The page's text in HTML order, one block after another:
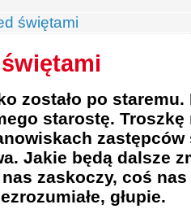
świętami
zostało po
starostę.
zastępców
Jakie będą dalsze
zaskoczy, coś
głupie.